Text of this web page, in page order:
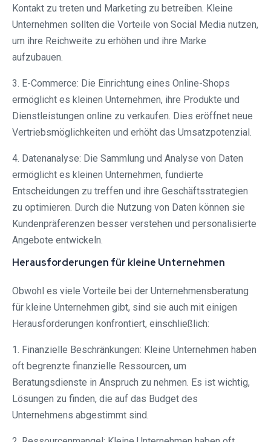
Kontakt zu treten und Marketing zu betreiben. Kleine
Unternehmen sollten die Vorteile von Social Media nutzen,
um ihre Reichweite zu erhöhen und ihre Marke
aufzubauen.
3. E-Commerce: Die Einrichtung eines Online-Shops
ermöglicht es kleinen Unternehmen, ihre Produkte und
Dienstleistungen online zu verkaufen. Dies eröffnet neue
Vertriebsmöglichkeiten und erhöht das Umsatzpotenzial.
4. Datenanalyse: Die Sammlung und Analyse von Daten
ermöglicht es kleinen Unternehmen, fundierte
Entscheidungen zu treffen und ihre Geschäftsstrategien
zu optimieren. Durch die Nutzung von Daten können sie
Kundenpräferenzen besser verstehen und personalisierte
Angebote entwickeln.
Herausforderungen für kleine Unternehmen
Obwohl es viele Vorteile bei der Unternehmensberatung
für kleine Unternehmen gibt, sind sie auch mit einigen
Herausforderungen konfrontiert, einschließlich:
1. Finanzielle Beschränkungen: Kleine Unternehmen haben
oft begrenzte finanzielle Ressourcen, um
Beratungsdienste in Anspruch zu nehmen. Es ist wichtig,
Lösungen zu finden, die auf das Budget des
Unternehmens abgestimmt sind.